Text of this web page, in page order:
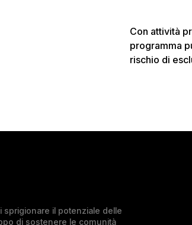
Con attività
programma
rischio di
sprigionare il potenziale delle
di sostenere le comunità